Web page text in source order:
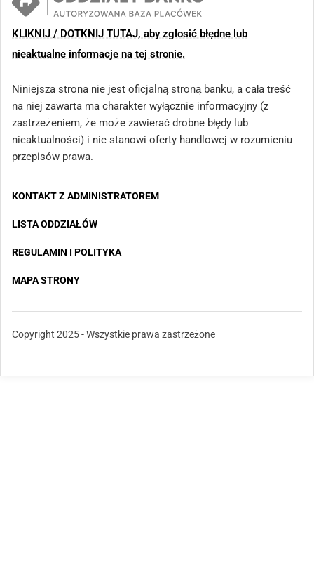
KLIKNIJ / DOTKNIJ TUTAJ, aby zgłosić błędne lub
nieaktualne informacje na tej stronie.
Niniejsza strona nie jest oficjalną stroną banku, a cała treść
na niej zawarta ma charakter wyłącznie informacyjny (z
zastrzeżeniem, że może zawierać drobne błędy lub
nieaktualności) i nie stanowi oferty handlowej w rozumieniu
przepisów prawa.
KONTAKT Z ADMINISTRATOREM
LISTA ODDZIAŁÓW
REGULAMIN I POLITYKA
MAPA STRONY
Copyright 2025 - Wszystkie prawa zastrzeżone